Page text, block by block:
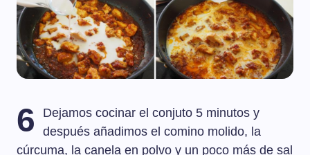
6
Dejamos cocinar el conjuto 5 minutos y
después añadimos el comino molido, la
cúrcuma, la canela en polvo y un poco más de sal